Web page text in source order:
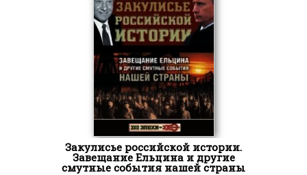
Закулисье российской истории.
Завещание Ельцина и другие
смутные события нашей страны